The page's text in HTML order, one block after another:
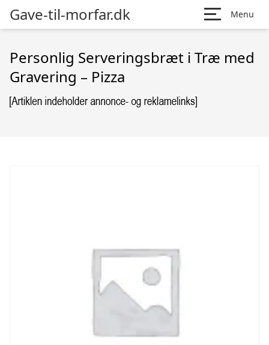
Gave-til-morfar.dk Menu
Personlig Serveringsbræt i Træ med
Gravering – Pizza